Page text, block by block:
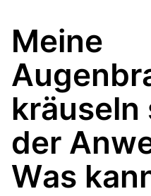
Meine
kräuseln
der
Was